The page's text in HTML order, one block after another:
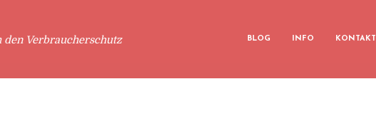
Verbraucherschutz BLOG INFO KONTAKT